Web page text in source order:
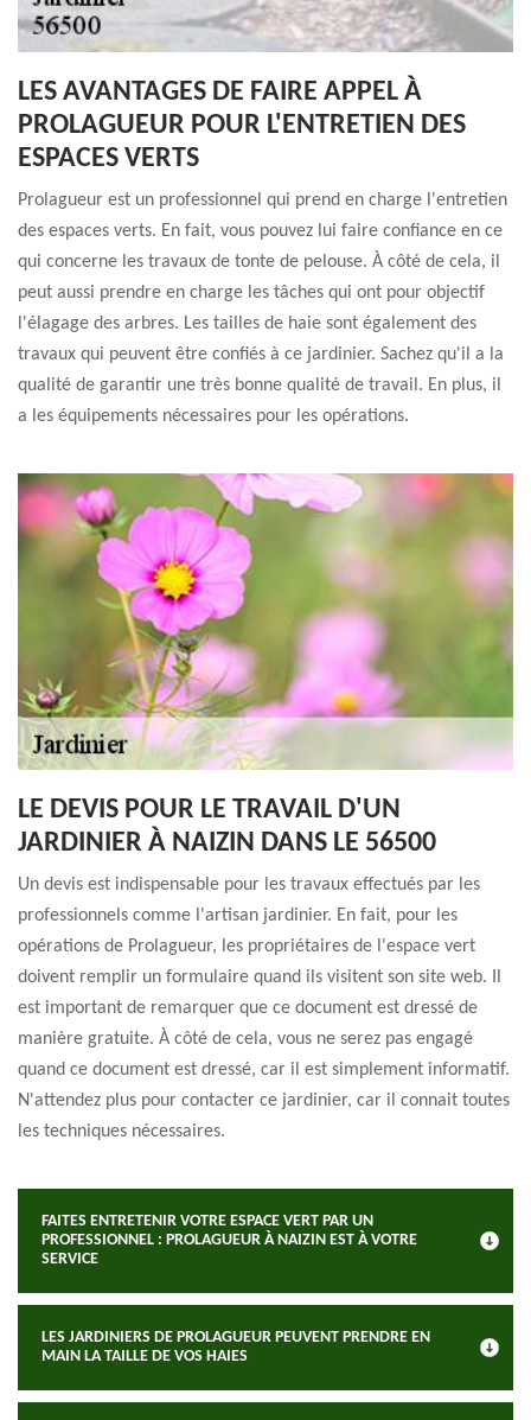
LES AVANTAGES DE FAIRE APPEL À
PROLAGUEUR POUR L'ENTRETIEN DES
ESPACES VERTS
Prolagueur est un professionnel qui prend en charge l'entretien
des espaces verts. En fait, vous pouvez lui faire confiance en ce
qui concerne les travaux de tonte de pelouse. À côté de cela, il
peut aussi prendre en charge les tâches qui ont pour objectif
l'élagage des arbres. Les tailles de haie sont également des
travaux qui peuvent être confiés à ce jardinier. Sachez qu'il a la
qualité de garantir une très bonne qualité de travail. En plus, il
a les équipements nécessaires pour les opérations.
LE DEVIS POUR LE TRAVAIL D'UN
JARDINIER À NAIZIN DANS LE 56500
Un devis est indispensable pour les travaux effectués par les
professionnels comme l'artisan jardinier. En fait, pour les
opérations de Prolagueur, les propriétaires de l'espace vert
doivent remplir un formulaire quand ils visitent son site web. Il
est important de remarquer que ce document est dressé de
manière gratuite. À côté de cela, vous ne serez pas engagé
quand ce document est dressé, car il est simplement informatif.
N'attendez plus pour contacter ce jardinier, car il connait toutes
les techniques nécessaires.
FAITES ENTRETENIR VOTRE ESPACE VERT PAR UN
PROFESSIONNEL : PROLAGUEUR À NAIZIN EST À VOTRE
SERVICE
LES JARDINIERS DE PROLAGUEUR PEUVENT PRENDRE EN
MAIN LA TAILLE DE VOS HAIES